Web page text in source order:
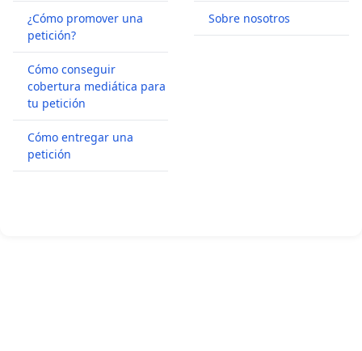
¿Cómo promover una
petición?
Cómo conseguir
cobertura mediática para
tu petición
Cómo entregar una
petición
Sobre nosotros